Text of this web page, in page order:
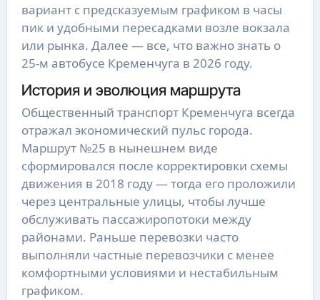
вариант с предсказуемым графиком в часы
пик и удобными пересадками возле вокзала
или рынка. Далее — все, что важно знать о
25-м автобусе Кременчуга в 2026 году.
История и эволюция маршрута
Общественный транспорт Кременчуга всегда
отражал экономический пульс города.
Маршрут №25 в нынешнем виде
сформировался после корректировки схемы
движения в 2018 году — тогда его проложили
через центральные улицы, чтобы лучше
обслуживать пассажиропотоки между
районами. Раньше перевозки часто
выполняли частные перевозчики с менее
комфортными условиями и нестабильным
графиком.